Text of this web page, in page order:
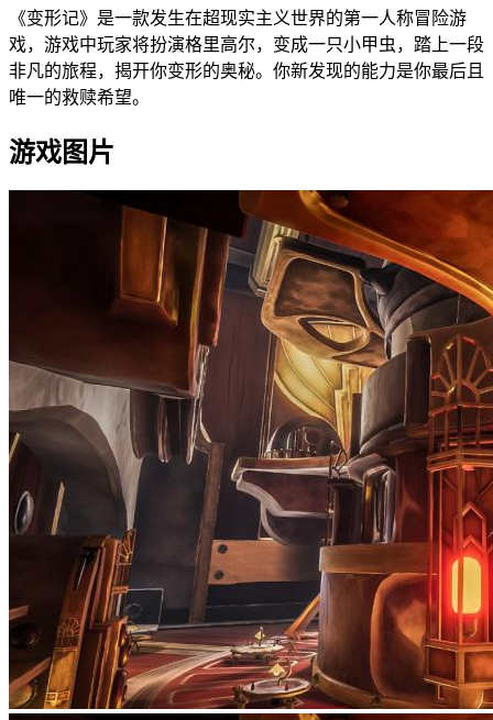
《变形记》是一款发生在超现实主义世界的第一人称冒险游
戏，游戏中玩家将扮演格里高尔，变成一只小甲虫，踏上一段
非凡的旅程，揭开你变形的奥秘。你新发现的能力是你最后且
唯一的救赎希望。
游戏图片